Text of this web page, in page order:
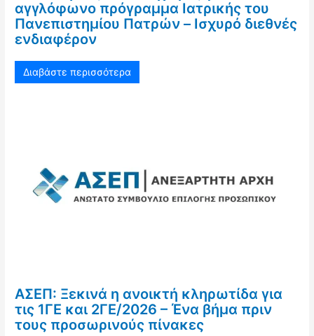
αγγλόφωνο πρόγραμμα Ιατρικής του
Πανεπιστημίου Πατρών – Ισχυρό διεθνές
ενδιαφέρον
Διαβάστε περισσότερα
ΑΣΕΠ: Ξεκινά η ανοικτή κληρωτίδα για
τις 1ΓΕ και 2ΓΕ/2026 – Ένα βήμα πριν
τους προσωρινούς πίνακες